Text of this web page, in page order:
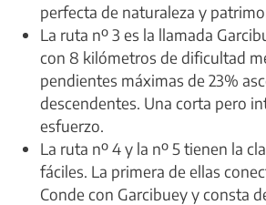
perfecta de naturaleza y
La ruta nº 3 es la llamada
con 8 kilómetros de dificultad
pendientes máximas de 23%
descendentes. Una corta pero
esfuerzo.
La ruta nº 4 y la nº 5 tienen la
fáciles. La primera de ellas
Conde con Garcibuey y consta